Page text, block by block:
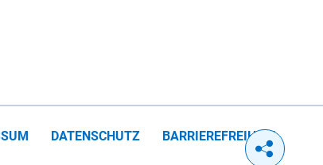
DATENSCHUTZ BARRIEREFREIHEIT